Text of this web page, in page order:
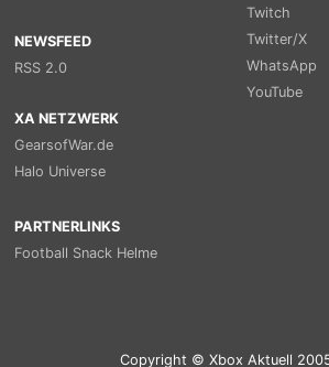
NEWSFEED
RSS 2.0
Twitch
Twitter/X
WhatsApp
YouTube
XA NETZWERK
GearsofWar.de
Halo Universe
PARTNERLINKS
Football Snack Helme
Copyright © Xbox Aktuell